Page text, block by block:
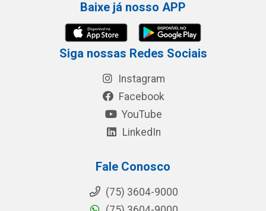
Baixe já nosso APP
Siga nossas Redes Sociais
Instagram
Facebook
YouTube
LinkedIn
Fale Conosco
(75) 3604-9000